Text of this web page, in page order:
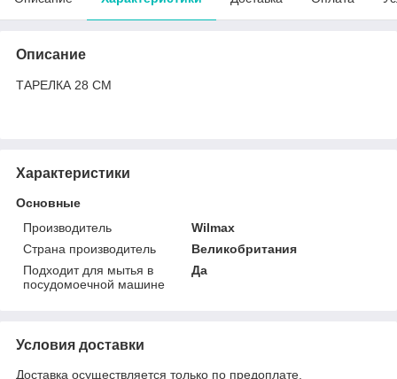
Описание
ТАРЕЛКА 28 СМ
Характеристики
Основные
Производитель
Wilmax
Страна производитель
Великобритания
Подходит для мытья в
посудомоечной машине
Да
Условия доставки
Доставка осуществляется только по предоплате.